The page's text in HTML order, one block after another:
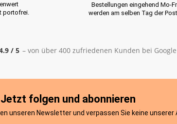
portofrei.
Bestellungen eingehend Mo-
werden am selben Tag der
/ 5 – von über 400 zufriedenen Kunden bei Google
Jetzt folgen und abonnieren
unseren Newsletter und verpassen Sie keine unserer